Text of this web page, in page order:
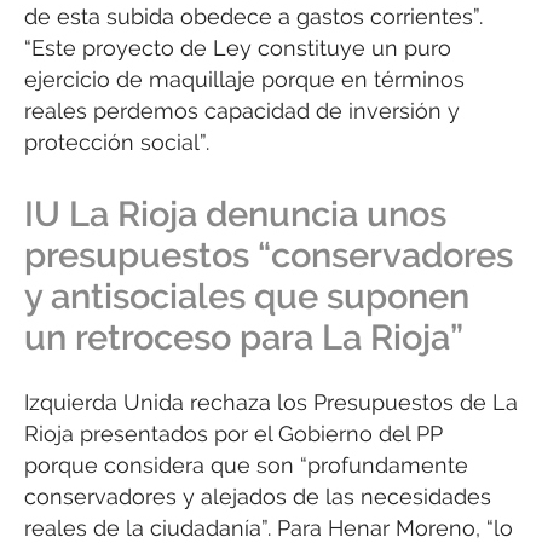
de esta subida obedece a gastos corrientes”.
“Este proyecto de Ley constituye un puro
ejercicio de maquillaje porque en términos
reales perdemos capacidad de inversión y
protección social”.
IU La Rioja denuncia unos
presupuestos “conservadores
y antisociales que suponen
un retroceso para La Rioja”
Izquierda Unida rechaza los Presupuestos de La
Rioja presentados por el Gobierno del PP
porque considera que son “profundamente
conservadores y alejados de las necesidades
reales de la ciudadanía”. Para Henar Moreno, “lo